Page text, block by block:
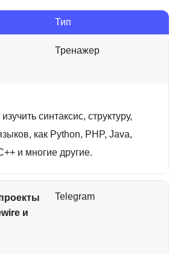
Тип
Тренажер
синтаксис, структуру,
как Python, PHP, Java,
и многие другие.
и
Telegram